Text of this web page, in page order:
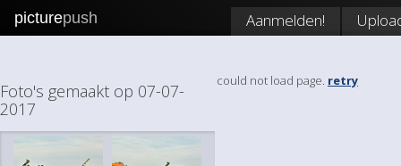
picturepush Aanmelden!
Foto's gemaakt op 07-07-
2017
could not load page. retry